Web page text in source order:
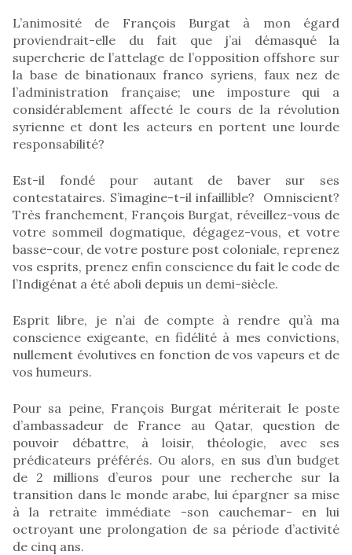
L’animosité de François Burgat à mon égard
proviendrait-elle du fait que j’ai démasqué la
supercherie de l’attelage de l’opposition offshore sur
la base de binationaux franco syriens, faux nez de
l’administration française; une imposture qui a
considérablement affecté le cours de la révolution
syrienne et dont les acteurs en portent une lourde
responsabilité?
Est-il fondé pour autant de baver sur ses
contestataires. S’imagine-t-il infaillible? Omniscient?
Très franchement, François Burgat, réveillez-vous de
votre sommeil dogmatique, dégagez-vous, et votre
basse-cour, de votre posture post coloniale, reprenez
vos esprits, prenez enfin conscience du fait le code de
l’Indigénat a été aboli depuis un demi-siècle.
Esprit libre, je n’ai de compte à rendre qu’à ma
conscience exigeante, en fidélité à mes convictions,
nullement évolutives en fonction de vos vapeurs et de
vos humeurs.
Pour sa peine, François Burgat mériterait le poste
d’ambassadeur de France au Qatar, question de
pouvoir débattre, à loisir, théologie, avec ses
prédicateurs préférés. Ou alors, en sus d’un budget
de 2 millions d’euros pour une recherche sur la
transition dans le monde arabe, lui épargner sa mise
à la retraite immédiate -son cauchemar- en lui
octroyant une prolongation de sa période d’activité
de cinq ans.